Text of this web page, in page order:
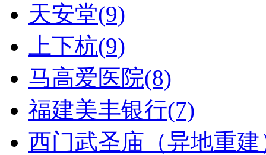
天安堂(9)
上下杭(9)
马高爱医院(8)
福建美丰银行(7)
西门武圣庙（异地重建